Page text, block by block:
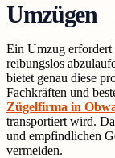
Umzügen
Ein Umzug erfordert
reibungslos
bietet genau diese
Fachkräften und
Zügelfirma in
transportiert wird.
und empfindlichen
vermeiden.